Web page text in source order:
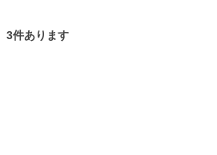
3件あります